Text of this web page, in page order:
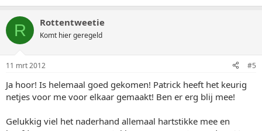
R Rottentweetie
Komt hier geregeld
11 mrt 2012 #5
Ja hoor! Is helemaal goed gekomen! Patrick heeft het keurig
netjes voor me voor elkaar gemaakt! Ben er erg blij mee!
Gelukkig viel het naderhand allemaal hartstikke mee en